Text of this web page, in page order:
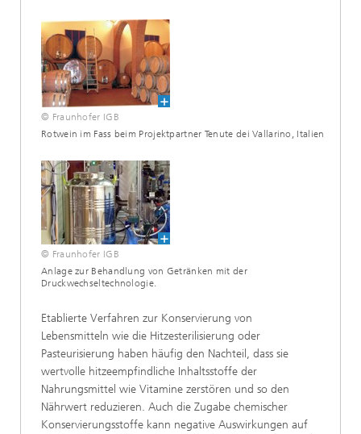
© Fraunhofer IGB
Rotwein im Fass beim Projektpartner Tenute dei Vallarino, Italien
© Fraunhofer IGB
Anlage zur Behandlung von Getränken mit der
Druckwechseltechnologie.
Etablierte Verfahren zur Konservierung von
Lebensmitteln wie die Hitzesterilisierung oder
Pasteurisierung haben häufig den Nachteil, dass sie
wertvolle hitzeempfindliche Inhaltsstoffe der
Nahrungsmittel wie Vitamine zerstören und so den
Nährwert reduzieren. Auch die Zugabe chemischer
Konservierungsstoffe kann negative Auswirkungen auf